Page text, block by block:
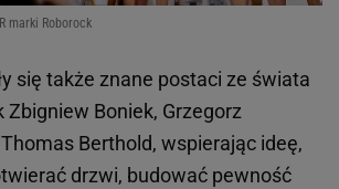
marki Roborock
się także znane postaci ze świata
Zbigniew Boniek, Grzegorz
Berthold, wspierając ideę,
drzwi, budować pewność